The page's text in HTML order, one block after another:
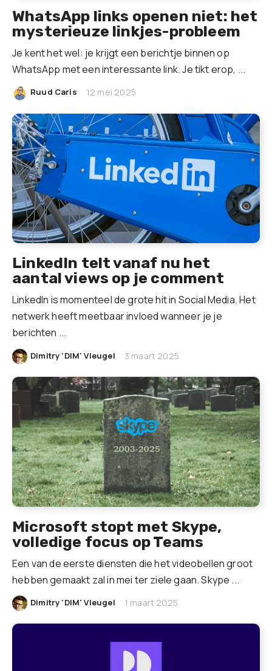
WhatsApp links openen niet: het
mysterieuze linkjes-probleem
Je kent het wel: je krijgt een berichtje binnen op
WhatsApp met een interessante link. Je tikt erop, ...
Ruud Caris 12 mei 2025
LinkedIn telt vanaf nu het
aantal views op je comment
LinkedIn is momenteel de grote hit in Social Media. Het
netwerk heeft meetbaar invloed wanneer je je
berichten ...
Dimitry 'DIM' Vleugel 3 maart 2025
Microsoft stopt met Skype,
volledige focus op Teams
Een van de eerste diensten die het videobellen groot
hebben gemaakt zal in mei ter ziele gaan. Skype ...
Dimitry 'DIM' Vleugel 1 maart 2025